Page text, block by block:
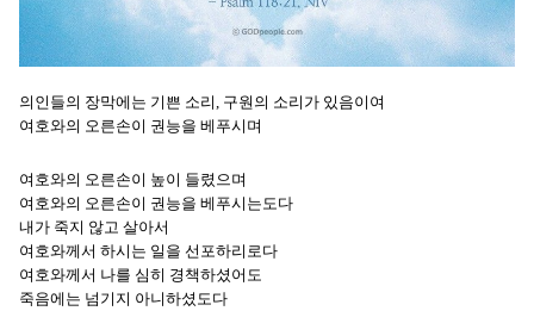
의인들의 장막에는 기쁜 소리, 구원의 소리가 있음이여
여호와의 오른손이 권능을 베푸시며
여호와의 오른손이 높이 들렸으며
여호와의 오른손이 권능을 베푸시는도다
내가 죽지 않고 살아서
여호와께서 하시는 일을 선포하리로다
여호와께서 나를 심히 경책하셨어도
죽음에는 넘기지 아니하셨도다